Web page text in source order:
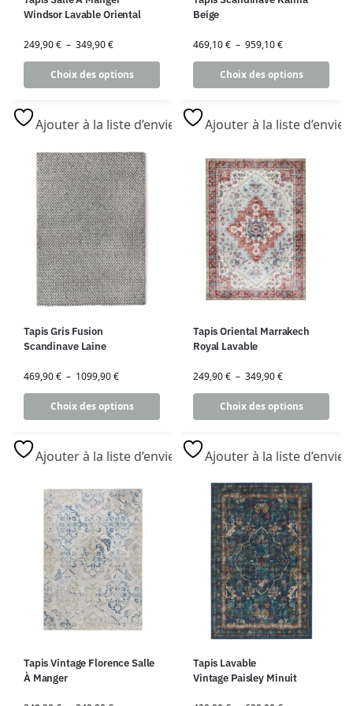
Windsor Lavable Oriental
249,90€ – 349,90€
Choix des options
Ajouter à la liste d’envies
Beige
469,10€ – 959,10€
Choix des options
Ajouter à la liste d’envies
Tapis Gris Fusion
Scandinave Laine
469,90€ – 1099,90€
Choix des options
Ajouter à la liste d’envies
Tapis Oriental Marrakech
Royal Lavable
249,90€ – 349,90€
Choix des options
Ajouter à la liste d’envies
Tapis Vintage Florence Salle
À Manger
Tapis Lavable
Vintage Paisley Minuit